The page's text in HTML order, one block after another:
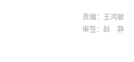
责编：王鸿敏
审签：赵 静